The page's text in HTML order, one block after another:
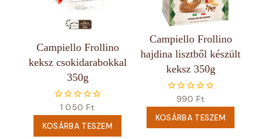
Campiello Frollino
keksz csokidarabokkal
350g
5
1 050 Ft
KOSÁRBA TESZEM
Campiello Frollino
hajdina lisztből készült
keksz 350g
5
990 Ft
KOSÁRBA TESZEM